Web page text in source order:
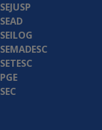
SEJUSP
SEAD
SEILOG
SEMADESC
SETESC
PGE
SEC